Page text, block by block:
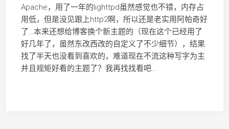
Apache，用了一年的lighttpd虽然感觉也不错，内存占
用低，但是没见跟上http2啊，所以还是老实用阿帕奇好
了…本来还想给博客换个新主题的（现在这个已经用了
好几年了，虽然东改西改的自定义了不少细节），结果
找了半天也没看到喜欢的，难道现在不流这种写字为主
并且规矩好看的主题了？我再找找看吧…